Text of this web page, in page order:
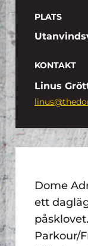
PLATS
KONTAKT
Linus
Dome
ett
Parkour/